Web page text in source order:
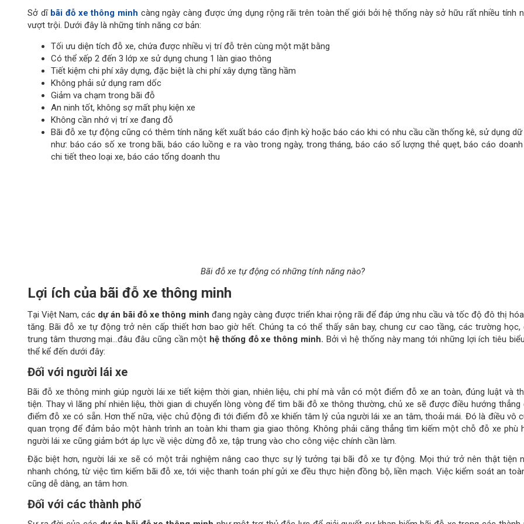
Bãi đỗ xe tự động có những tính năng nào?
Lợi ích của bãi đỗ xe thông minh
Tại Việt Nam, cácdự án bãi đỗ xe thông minh
tăng. Bãi đỗ xe tự động trở nên cấp thiết hơn bao giờ hết. Chúng ta có thể thấy sân bay, chung cư cao tầng, các trường học,
trung tâm thương mại…đâu đâu cũng cần một
thể kể đến dưới đây:
Đối với người lái xe
Đối với các thành phố
lớn. Điển hình những lợi ích mà bãi đỗ xe thông minh mang lại cho các thành phố bao gồm:
Giảm lưu lượng xe đỗ dưới lòng đường, trên vỉa hè. Nhờ đó mà giải pháp bãi đỗ xe tự động giảm được tình trạng ách tắc
thông, lấn chiếm lòng đường, vỉa hè làm bãi đỗ xe bất hợp pháp
chuyển, giảm mức tiêu thụ nhiên liệu. Qua đó mà giảm phát thải ra môi trường. Đây là cách giúp giảm tình trạng ô nhiễm
khí, nhất là ở các đô thị lớn hiện nay.
Đảm bảo an toàn, trật tự chung cho đô thị: Nhờ những tính năng bảo mật, an ninh mà bãi đỗ xe tự động sẽ giúp bảo
toàn cho phương tiện khi dừng đổ xe. Đây là giải pháp giảm thiểu tình trạng trộm cắp xe, giảm thiểu tai nạn cho tìm kiếm
xe.
Giúp giảm chi phí quản lý: Việc quản lý bãi đỗ xe thông minh sẽ tốn ít nhân công hơn, tiết kiệm chi phí hơn. Hơn nữa, việc
Đối với doanh nghiệp, tổ chức
dàng hơn. Bởi việc triển khai hệ thống đỗ xe tự động một phần cũng chứng tỏ được cách vận hành tiên tiến, chuyên nghiệp
doanh nghiệp, tổ chức. Đó là cách gây ấn tượng tốt đẹp với đối tác, mang lại trải nghiệm tiện ích đối với khách hàng.